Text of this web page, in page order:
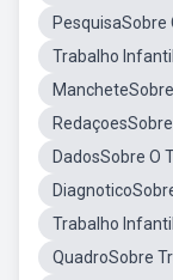
PesquisaSobre
Trabalho
DadosSobre O
Trabalho
QuadroSobre